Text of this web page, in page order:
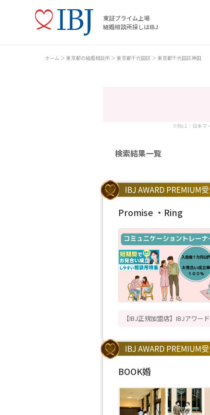
東証プライム上場
結婚相談所探しはIBJ
ホーム 東京都の結婚相談所 東京都千代田区 東京都千代田区神田
※No.1：日本マ
検索結果一覧
Promise ・Ring
【IBJ正規加盟店】IBJアワ
BOOK婚